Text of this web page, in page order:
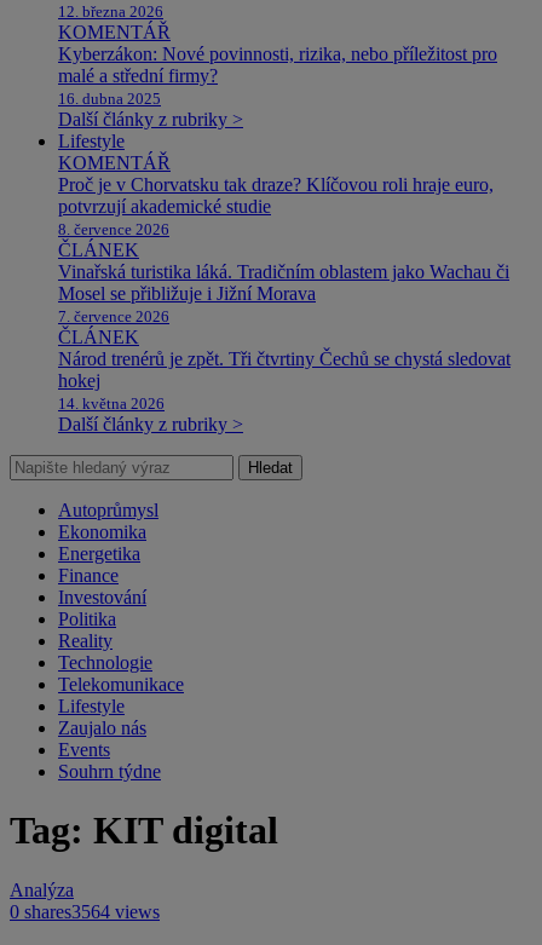
12. března 2026
KOMENTÁŘ
Kyberzákon: Nové povinnosti, rizika, nebo příležitost pro
malé a střední firmy?
16. dubna 2025
Další články z rubriky >
Lifestyle
KOMENTÁŘ
Proč je v Chorvatsku tak draze? Klíčovou roli hraje euro,
potvrzují akademické studie
8. července 2026
ČLÁNEK
Vinařská turistika láká. Tradičním oblastem jako Wachau či
Mosel se přibližuje i Jižní Morava
7. července 2026
ČLÁNEK
Národ trenérů je zpět. Tři čtvrtiny Čechů se chystá sledovat
hokej
14. května 2026
Další články z rubriky >
Hledat
Autoprůmysl
Ekonomika
Energetika
Finance
Investování
Politika
Reality
Technologie
Telekomunikace
Lifestyle
Zaujalo nás
Events
Souhrn týdne
Tag: KIT digital
Analýza
0 shares3564 views